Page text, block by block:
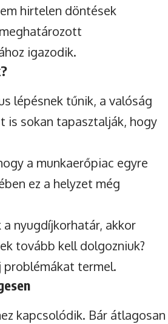
hirtelen döntések
igazodik.
lépésnek tűnik, a valóság
is sokan tapasztalják, hogy
a munkaerőpiac egyre
ez a helyzet még
nyugdíjkorhatár, akkor
tovább kell dolgozniuk?
problémákat termel.
kapcsolódik. Bár átlagosan